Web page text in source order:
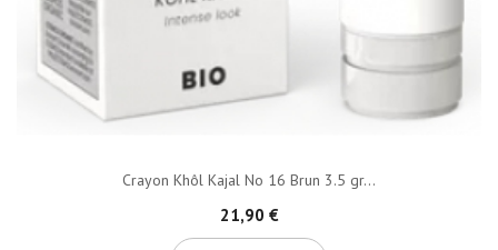
Crayon Khôl Kajal No 16 Brun 3.5 gr...
21,90 €